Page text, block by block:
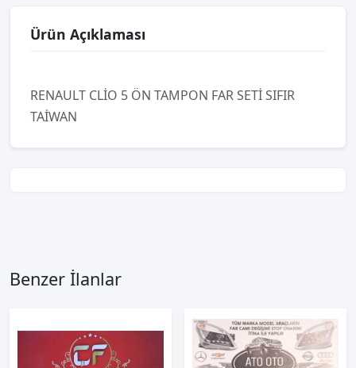
Ürün Açıklaması
RENAULT CLİO 5 ÖN TAMPON FAR SETİ SIFIR
TAİWAN
Benzer İlanlar